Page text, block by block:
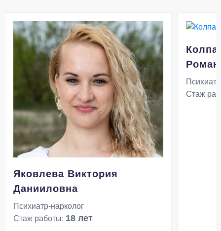
Яковлева Виктория
Данииловна
Психиатр-нарколог
Стаж работы: 18 лет
Стаж